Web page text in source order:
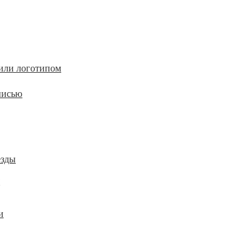
логотипом